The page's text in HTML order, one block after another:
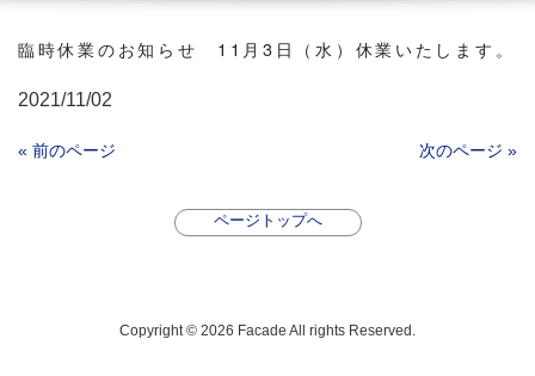
臨時休業のお知らせ 11月3日（水）休業いたします。
2021/11/02
« 前のページ 次のページ »
ページトップへ
Copyright © 2026 Facade All rights Reserved.